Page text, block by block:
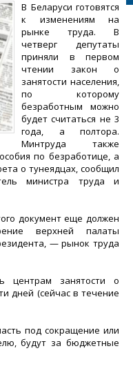
В Беларуси готовятся
к изменениям на
рынке труда. В
четверг депутаты
приняли в первом
чтении закон о
занятости населения,
по которому
безработным можно
будет считаться не 3
года, а полтора.
Минтруда также
по безработице, а
о тунеядцах, сообщил
министра труда и
документ еще должен
верхней палаты
— рынок труда
центрам занятости о
дней (сейчас в течение
под сокращение или
будут за бюджетные